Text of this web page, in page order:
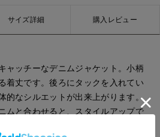
サイズ詳細 購入レビュー
ャッチーなデニムジャケット。小柄
着丈です。後ろにタックを入れてい
的なシルエットが出来上がります。
ムと合わせると、スタイルアップで